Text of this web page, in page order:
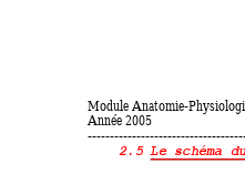
Module Anatomie-
Année 2005
2.5 Le schéma